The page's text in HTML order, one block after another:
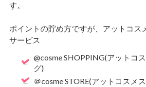
す。
ポイントの貯め方ですが、アットコス
サービス
@cosme SHOPPING(アットコ
グ)
＠cosme STORE(アットコスメ